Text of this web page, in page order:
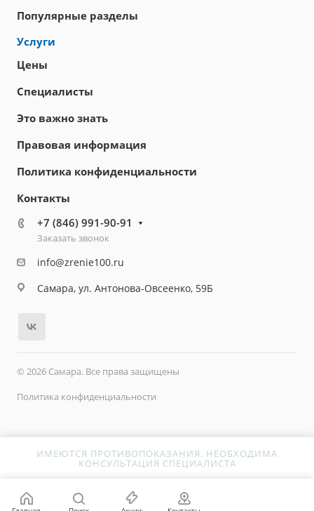
Популярные разделы
Услуги
Цены
Специалисты
Это важно знать
Правовая информация
Политика конфиденциальности
Контакты
+7 (846) 991-90-91
Заказать звонок
info@zrenie100.ru
Самара, ул. Антонова-Овсеенко, 59Б
© 2026 Самара. Все права защищены
Политика конфиденциальности
ИМЕЮТСЯ ПРОТИВОПОКАЗАНИЯ. НЕОБХОДИМА
КОНСУЛЬТАЦИЯ СПЕЦИАЛИСТА